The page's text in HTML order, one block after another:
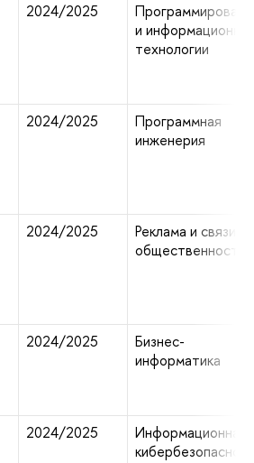
2024/2025
и
технологии
2024/2025
Программная
инженерия
2024/2025
Реклама и связи с
2024/2025
Бизнес-
информатика
2024/2025
Информационная